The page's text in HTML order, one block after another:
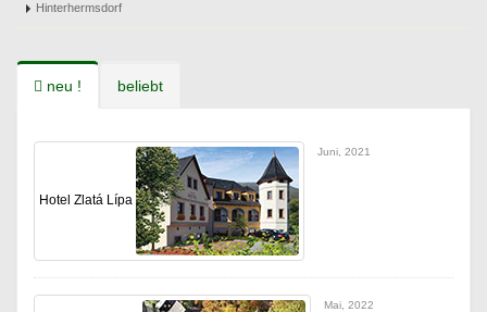
Hinterhermsdorf
neu ! beliebt
Hotel Zlatá Lípa
Juni, 2021
Mai, 2022